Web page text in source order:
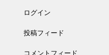
ログイン
投稿フィード
コメントフィード